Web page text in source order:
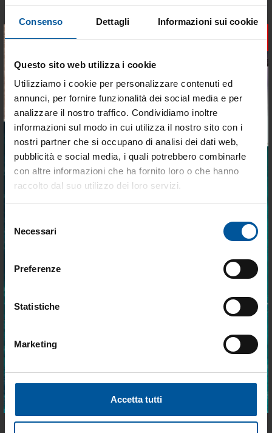
Tieniti aggiornato sulle
migliori occasioni per la tua
barca
vantaggiose e selezionate per chi vive la
×
Consenso Dettagli Informazioni sui cookie
Questo sito web utilizza i cookie
Utilizziamo i cookie per personalizzare contenuti ed
annunci, per fornire funzionalità dei social media e per
analizzare il nostro traffico. Condividiamo inoltre
informazioni sul modo in cui utilizza il nostro sito con i
nostri partner che si occupano di analisi dei dati web,
pubblicità e social media, i quali potrebbero combinarle
con altre informazioni che ha fornito loro o che hanno
raccolto dal suo utilizzo dei loro servizi.
delNecessari
Preferenze
Statistiche
Marketing
Accetta tutti
SPEDIZIONE GRATUITA
Faro quick challenger delta
Non disponibile
€ 1.362,74
€ 1.072,26
SPEDIZIONE GRATUITA
Faro quick challenger delta
€ 1.682,38
€ 1.327,36
- 17%
SPEDIZIONE GRATUITA
Non disponibile
€ 1.460,10
- 21%
SPEDIZIONE GRATUITA
Faro quick challenger delta
Non disponibile
€ 1.453,87
- 21%